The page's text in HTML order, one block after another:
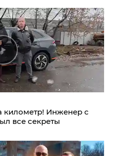
километр! Инженер с
все секреты